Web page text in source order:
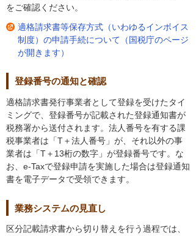
をご確認ください。
適格請求書等保存方式（いわゆるインボイス
制度）の申請手続について（国税庁のページ
が開きます）
登録番号の通知と確認
適格請求書発行事業者として登録を受けたタイ
ミングで、登録番号が記載された登録通知書が
税務署から送付されます。法人番号を有する課
税事業者は「T＋法人番号」が、それ以外の事
業者は「T＋13桁の数字」が登録番号です。な
お、e-Taxで登録申請を実施した場合は登録通知
書を電子データで受領できます。
業務システムの見直し
区分記載請求書から切り替えを行う過程では、